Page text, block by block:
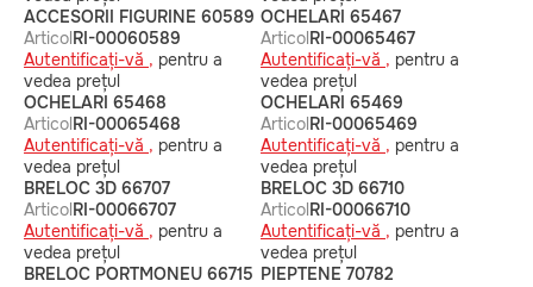
ACCESORII FIGURINE 60589
ArticolRI-00060589
Autentificați-vă , pentru a
vedea prețul
OCHELARI 65467
ArticolRI-00065467
Autentificați-vă , pentru a
vedea prețul
OCHELARI 65468
ArticolRI-00065468
Autentificați-vă , pentru a
vedea prețul
OCHELARI 65469
ArticolRI-00065469
Autentificați-vă , pentru a
vedea prețul
BRELOC 3D 66707
ArticolRI-00066707
Autentificați-vă , pentru a
vedea prețul
BRELOC 3D 66710
ArticolRI-00066710
Autentificați-vă , pentru a
vedea prețul
BRELOC PORTMONEU 66715 PIEPTENE 70782